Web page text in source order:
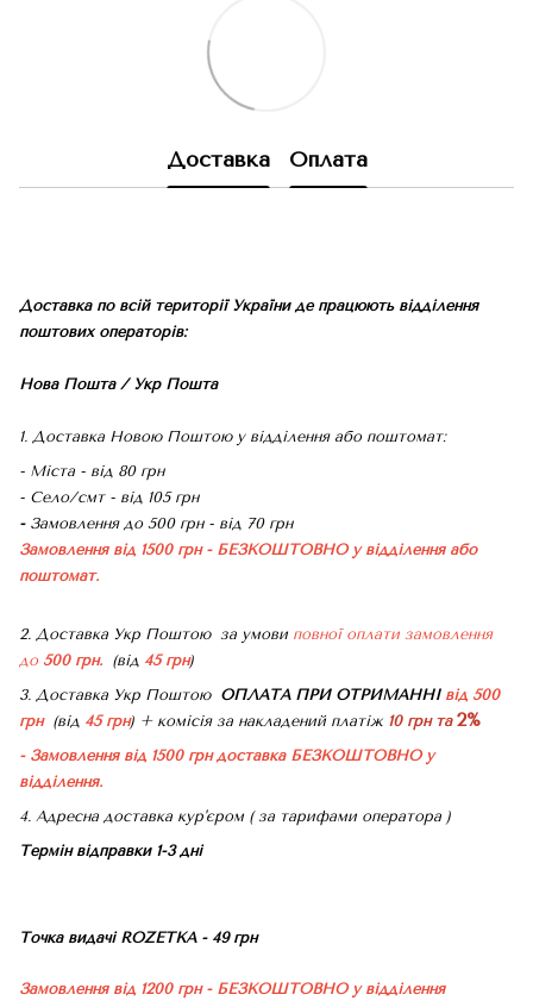
Доставка Оплата
Доставка по всій території України де працюють відділення
поштових операторів:
Нова Пошта / Укр Пошта
1. Доставка Новою Поштою у відділення або поштомат:
- Міста - від 80 грн
- Село/смт - від 105 грн
-Замовлення до 500 грн - від 70 грн
Замовлення від 1500 грн - БЕЗКОШТОВНО у відділення або
поштомат.
2. Доставка Укр Поштою за умови повної оплати замовлення
до 500 грн. (від 45 грн)
3. Доставка Укр ПоштоюОПЛАТА ПРИ ОТРИМАННІ від 500
грн (від 45 грн) + комісія за накладений платіж 10 грн та 2%
- Замовлення від 1500 грн доставка БЕЗКОШТОВНО у
відділення.
4. Адресна доставка кур'єром ( за тарифами оператора )
Термін відправки 1-3 дні
Точка видачі ROZETKA - 49 грн
Замовлення від 1200 грн - БЕЗКОШТОВНО у відділення